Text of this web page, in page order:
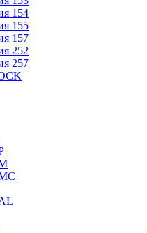
154
155
157
252
257